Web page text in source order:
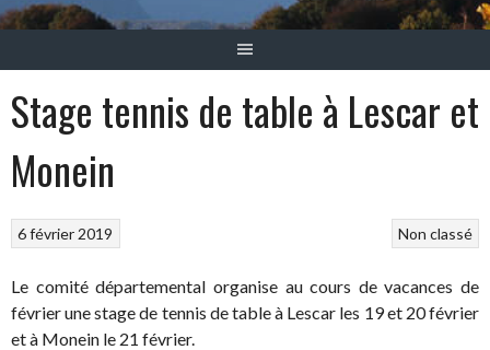
Stage tennis de table à Lescar et
Monein
Non classé
6 février 2019
Le comité départemental organise au cours de vacances de
février une stage de tennis de table à Lescar les 19 et 20 février
et à Monein le 21 février.